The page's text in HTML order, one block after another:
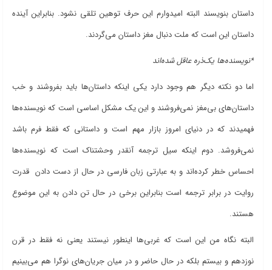
داستان بنویسند البته امیدوارم این حرف توهین تلقی نشود. بنابراین آینده
داستان این است که ملت دنبال مغز داستان می‌گردند.
*نویسنده‌ها یک‌ذره عاقل شده‌اند
اما دو نکته دیگر هم وجود دارد یکی اینکه داستان‌ها باید بفروشند و خب
داستان‌های بی‌مغز نمی‌فروشند و این یک مشکل اساسی است که نویسنده‌ها
فهمیدند که در دنیای امروز بازار مهم است و داستانی که فقط فرم باشد
نمی‌فروشد. دوم اینکه سیل ترجمه آنقدر وحشتناک است که نویسنده‌ها
احساس خطر کرده‌اند و به عبارتی زبان فارسی در حال از دست دادن قدرت
روایت در برابر ترجمه است بنابراین برخی در حال تن دادن به این موضوع
هستند.
البته نگاه من این است که غربی‌ها اینطور نیستند یعنی نه فقط در قرن
نوزدهم و بیستم بلکه در حال حاضر و در میان جریا‌ن‌های نوگرا هم می‌بینیم